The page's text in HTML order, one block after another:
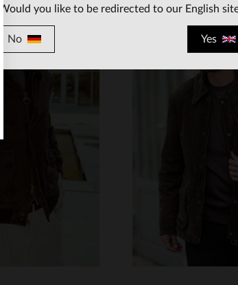
VERFÜGBARE
Would you like to be redirected to our English
No Yes